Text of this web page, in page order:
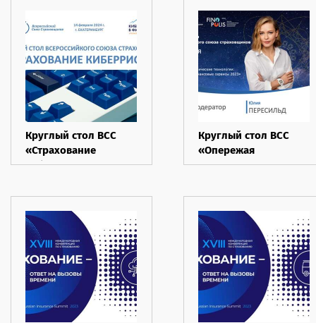
Круглый стол ВСС
«Страхование
киберрисков»,
«Кибербезопасность
в финансах» 2024
Круглый стол ВСС
«Опережая
космические
страховые и
финансовые сервисы
2023»